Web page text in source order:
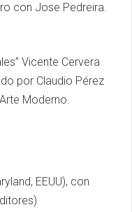
con Jose Pedreira.
Vicente Cervera
por Claudio Pérez
Moderno.
EEUU), con